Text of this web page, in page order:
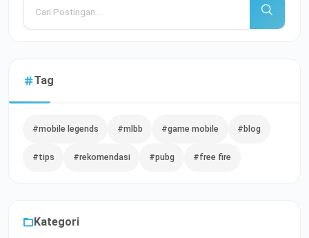
Tag
#mobile legends #mlbb #game mobile #blog
#tips #rekomendasi #pubg #free fire
Kategori